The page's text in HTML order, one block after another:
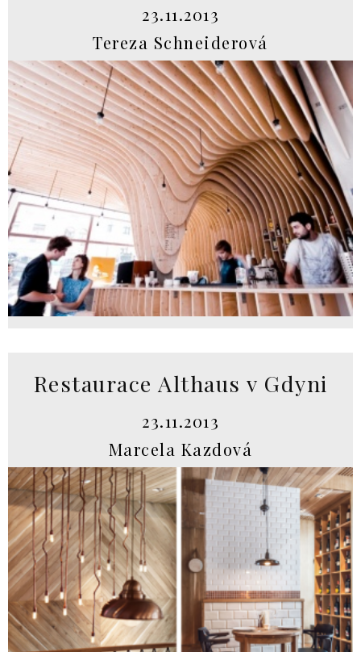
23.11.2013
Tereza Schneiderová
Restaurace Althaus v Gdyni
23.11.2013
Marcela Kazdová